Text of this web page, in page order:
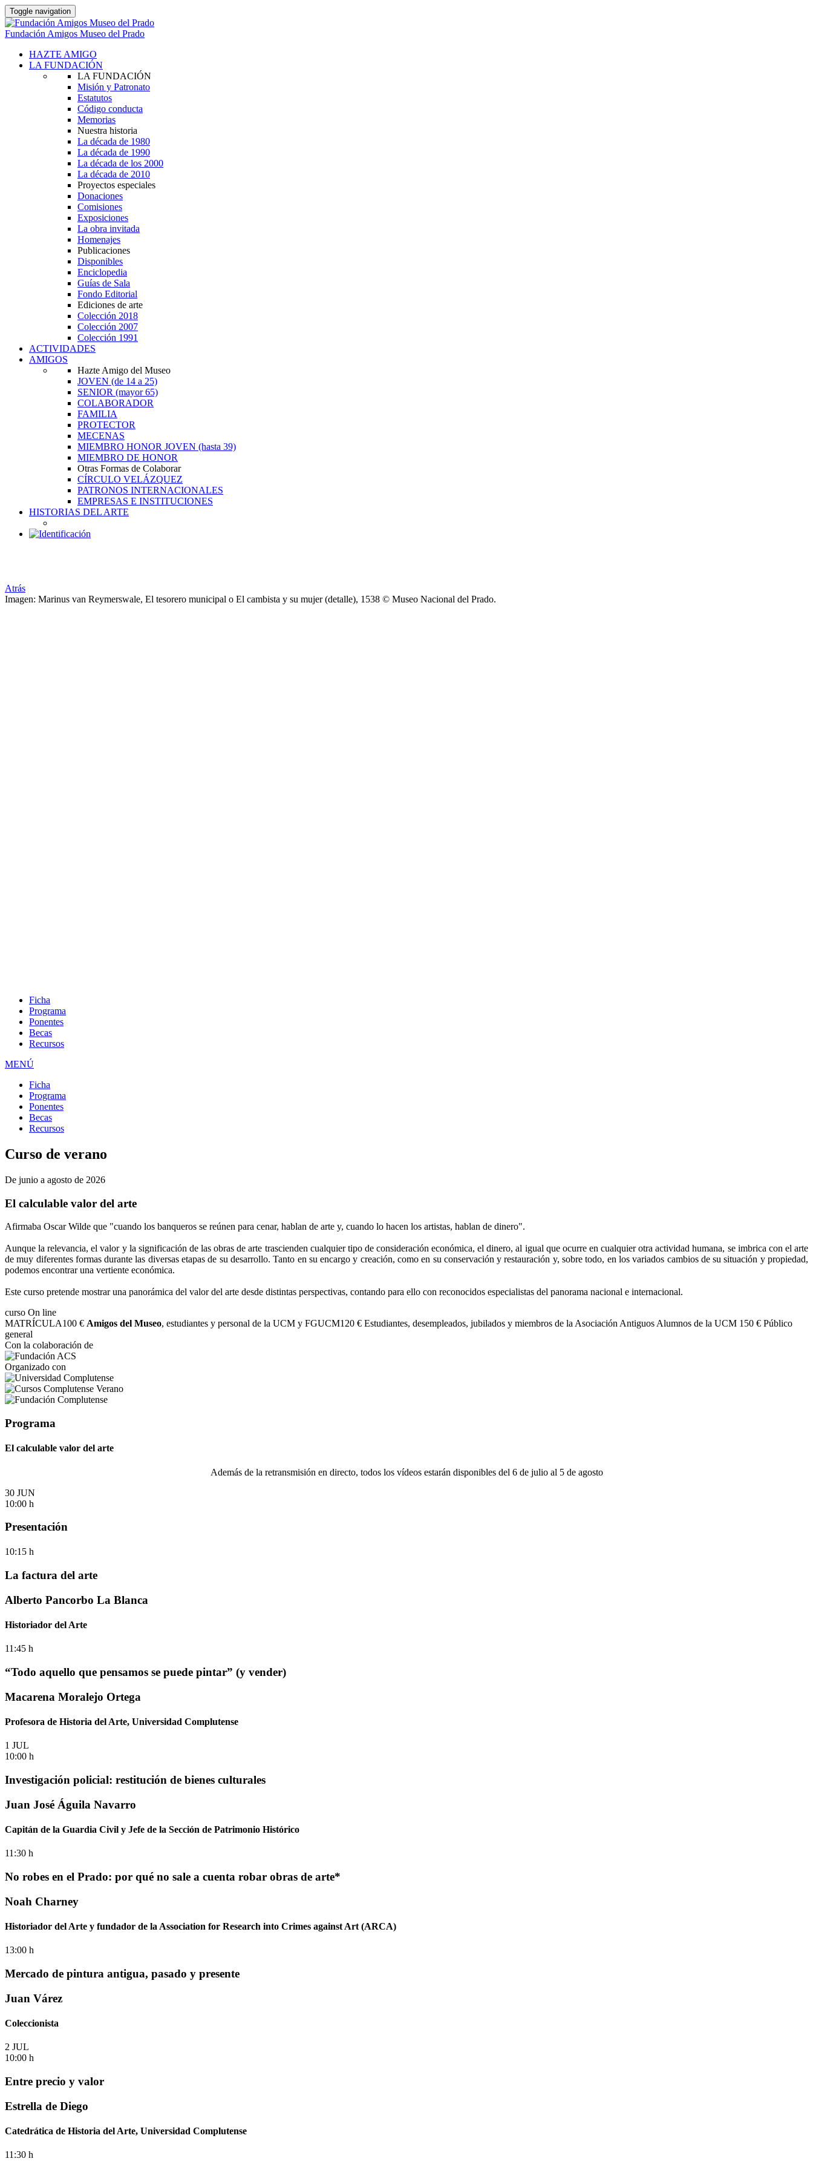
Toggle navigation
Fundación Amigos Museo del Prado
HAZTE AMIGO
LA FUNDACIÓN
LA FUNDACIÓN
Misión y Patronato
Estatutos
Código conducta
Memorias
Nuestra historia
La década de 1980
La década de 1990
La década de los 2000
La década de 2010
Proyectos especiales
Donaciones
Comisiones
Exposiciones
La obra invitada
Homenajes
Publicaciones
Disponibles
Enciclopedia
Guías de Sala
Fondo Editorial
Ediciones de arte
Colección 2018
Colección 2007
Colección 1991
ACTIVIDADES
AMIGOS
Hazte Amigo del Museo
JOVEN (de 14 a 25)
SENIOR (mayor 65)
COLABORADOR
FAMILIA
PROTECTOR
MECENAS
MIEMBRO HONOR JOVEN (hasta 39)
MIEMBRO DE HONOR
Otras Formas de Colaborar
CÍRCULO VELÁZQUEZ
PATRONOS INTERNACIONALES
EMPRESAS E INSTITUCIONES
HISTORIAS DEL ARTE
Atrás
Imagen: Marinus van Reymerswale, El tesorero municipal o El cambista y su mujer (detalle), 1538 © Museo Nacional del Prado.
Ficha
Programa
Ponentes
Becas
Recursos
MENÚ
Ficha
Programa
Ponentes
Becas
Recursos
Curso de verano
De junio a agosto de 2026
El calculable valor del arte
Afirmaba Oscar Wilde que "cuando los banqueros se reúnen para cenar, hablan de arte y, cuando lo hacen los artistas, hablan de dinero".
Aunque la relevancia, el valor y la significación de las obras de arte trascienden cualquier tipo de consideración económica, el dinero, al igual que ocurre en cualquier otra actividad humana, se imbrica con el arte
de muy diferentes formas durante las diversas etapas de su desarrollo. Tanto en su encargo y creación, como en su conservación y restauración y, sobre todo, en los variados cambios de su situación y propiedad,
podemos encontrar una vertiente económica.
Este curso pretende mostrar una panorámica del valor del arte desde distintas perspectivas, contando para ello con reconocidos especialistas del panorama nacional e internacional.
curso On line
MATRÍCULA100 € Amigos del Museo, estudiantes y personal de la UCM y FGUCM120 € Estudiantes, desempleados, jubilados y miembros de la Asociación Antiguos Alumnos de la UCM 150 € Público
general
Con la colaboración de
Organizado con
Programa
El calculable valor del arte
Además de la retransmisión en directo, todos los vídeos estarán disponibles del 6 de julio al 5 de agosto
30 JUN
10:00 h
Presentación
10:15 h
La factura del arte
Alberto Pancorbo La Blanca
Historiador del Arte
11:45 h
“Todo aquello que pensamos se puede pintar” (y vender)
Macarena Moralejo Ortega
Profesora de Historia del Arte, Universidad Complutense
1 JUL
10:00 h
Investigación policial: restitución de bienes culturales
Juan José Águila Navarro
Capitán de la Guardia Civil y Jefe de la Sección de Patrimonio Histórico
11:30 h
No robes en el Prado: por qué no sale a cuenta robar obras de arte*
Noah Charney
Historiador del Arte y fundador de la Association for Research into Crimes against Art (ARCA)
13:00 h
Mercado de pintura antigua, pasado y presente
Juan Várez
Coleccionista
2 JUL
10:00 h
Entre precio y valor
Estrella de Diego
Catedrática de Historia del Arte, Universidad Complutense
11:30 h